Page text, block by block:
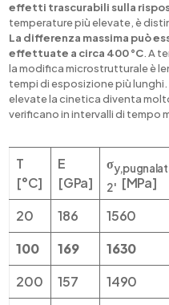
effetti trascurabili sulla
temperature più elevate, è
La differenza massima può
effettuate a circa 400 °C. A
la modifica microstrutturale è
tempi di esposizione più
elevate la cinetica diventa
verificano in intervalli di tempo
T
[°C]
E
[GPa]
σ
2′ [MPa]
20 186 1560
100
169 1630
200
157 1490